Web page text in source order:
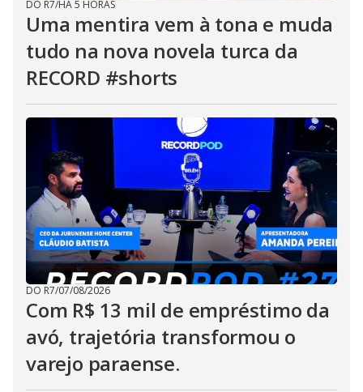
DO R7/HÁ 5 HORAS
Uma mentira vem à tona e muda
tudo na nova novela turca da
RECORD #shorts
DO R7/07/08/2026
Com R$ 13 mil de empréstimo da
avó, trajetória transformou o
varejo paraense.